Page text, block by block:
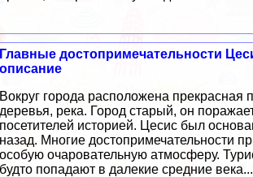
Главные достопримечательности
описание
Вокруг города расположена прекрасная
деревья, река. Город старый, он
посетителей историей. Цесис был
назад. Многие достопримечательности
особую очаровательную атмосферу.
будто попадают в далекие средние